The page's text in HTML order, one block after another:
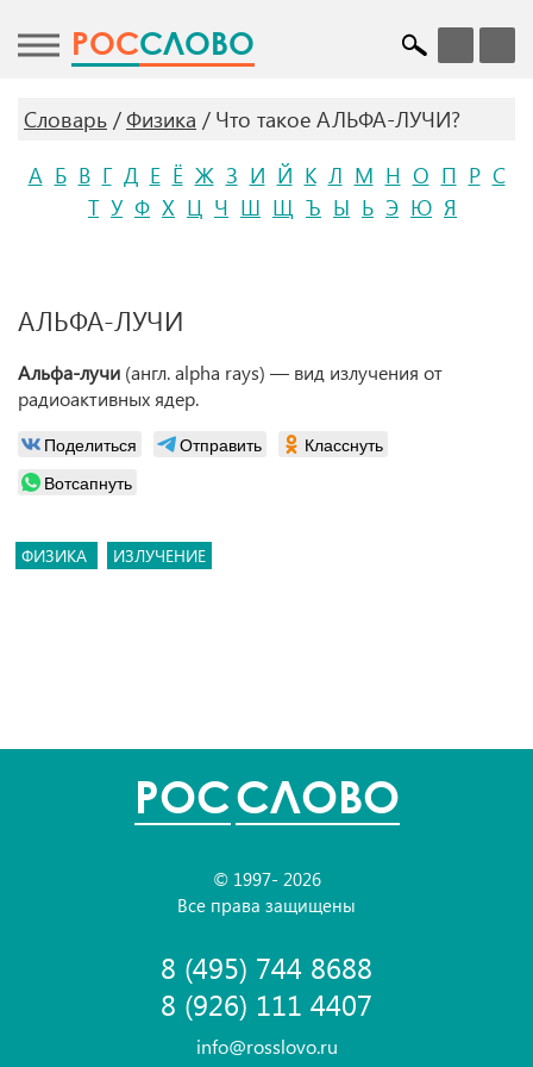
POCСЛОВО
Словарь Физика
Что такое АЛЬФА-ЛУЧИ?
А Б В Г Д Е Ё Ж З И Й К Л М Н О П Р С
Т У Ф Х Ц Ч Ш Щ Ъ Ы Ь Э Ю Я
АЛЬФА-ЛУЧИ
Альфа-лучи (англ. alpha rays) — вид излучения от
радиоактивных ядер.
Поделиться Отправить
Класснуть
Вотсапнуть
ФИЗИКА ИЗЛУЧЕНИЕ
POCСЛОВО
© 1997- 2026
Все права защищены
8 (495) 744 8688
8 (926) 111 4407
info@rosslovo.ru